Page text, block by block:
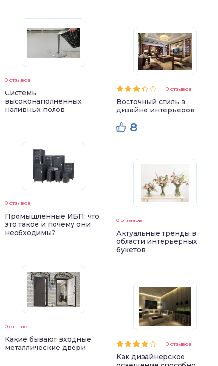
0 отзывов
Системы
высоконаполненных
наливных полов
0 отзывов
Промышленные ИБП: что
это такое и почему они
необходимы?
0 отзывов
Какие бывают входные
металлические двери
0 отзывов
Восточный стиль в
дизайне интерьеров
8
0 отзывов
Актуальные тренды в
области интерьерных
букетов
0 отзывов
Как дизайнерское